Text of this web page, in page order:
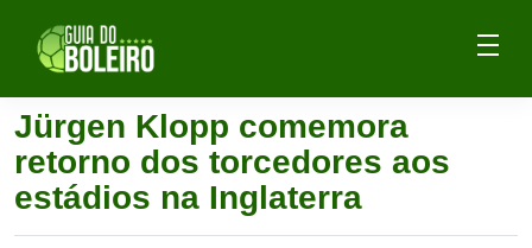
Jürgen Klopp comemora
retorno dos torcedores aos
estádios na Inglaterra